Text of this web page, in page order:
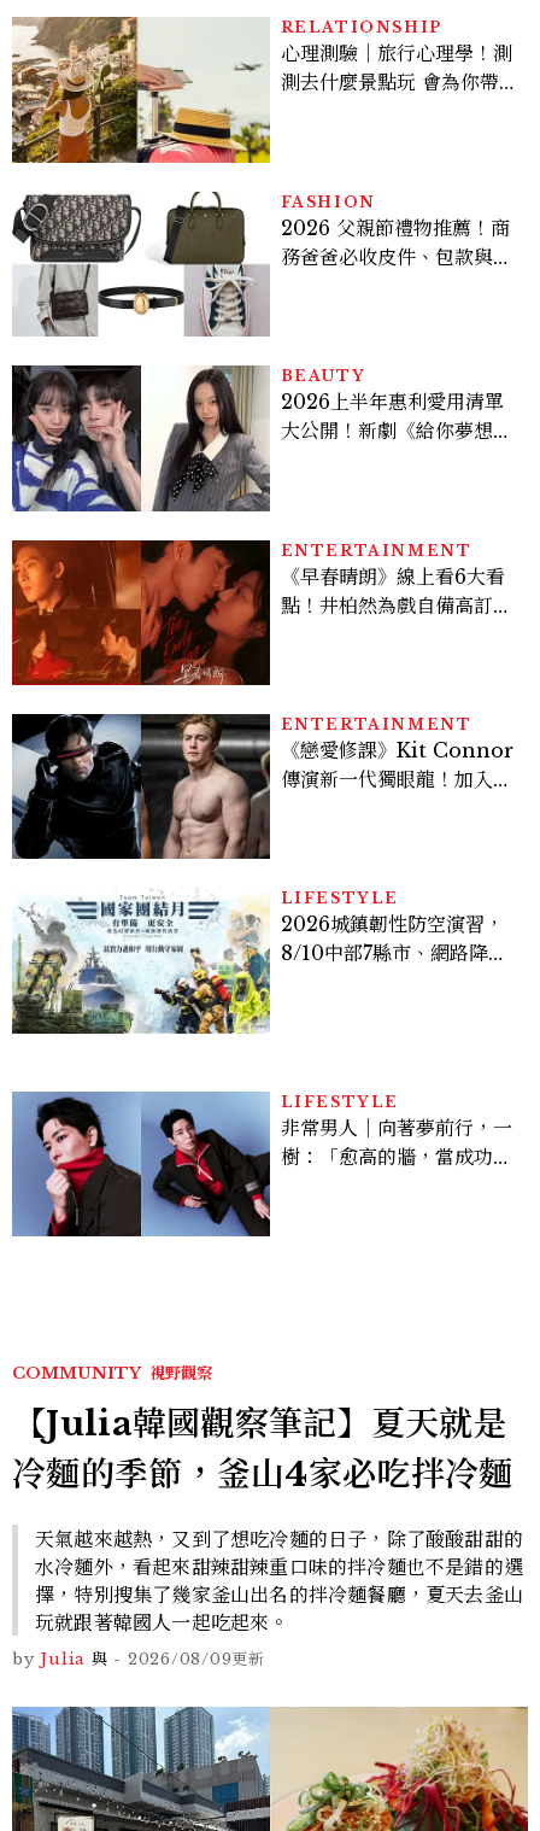
多大？
RELATIONSHIP
心理測驗｜旅行心理學！測
測去什麼景點玩 會為你帶來
FASHION
2026 父親節禮物推薦！商
務爸爸必收皮件、包款與鞋
BEAUTY
2026上半年惠利愛用清單
大公開！新劇《給你夢想》
ENTERTAINMENT
《早春晴朗》線上看6大看
點！井柏然為戲自備高訂，
ENTERTAINMENT
《戀愛修課》Kit Connor
傳演新一代獨眼龍！加入新
LIFESTYLE
2026城鎮韌性防空演習，
8/10中部7縣市、網路降速
LIFESTYLE
非常男人｜向著夢前行，一
樹：「愈高的牆，當成功爬
COMMUNITY 視野觀察
【Julia韓國觀察筆記】夏天就是
冷麵的季節，釜山4家必吃拌冷麵
天氣越來越熱，又到了想吃冷麵的日子，除了酸酸甜甜的
水冷麵外，看起來甜辣甜辣重口味的拌冷麵也不是錯的選
擇，特別搜集了幾家釜山出名的拌冷麵餐廳，夏天去釜山
玩就跟著韓國人一起吃起來。
by Julia 與 - 2026/08/09更新